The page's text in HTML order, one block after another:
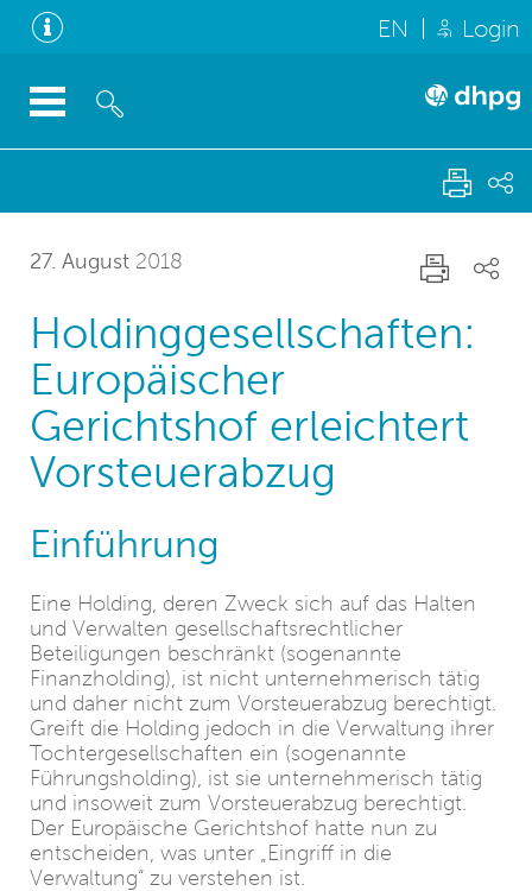
EN Login
27. August 2018
Holdinggesellschaften:
Europäischer
Gerichtshof erleichtert
Vorsteuerabzug
Einführung
Eine Holding, deren Zweck sich auf das Halten
und Verwalten gesellschaftsrechtlicher
Beteiligungen beschränkt (sogenannte
Finanzholding), ist nicht unternehmerisch tätig
und daher nicht zum Vorsteuerabzug berechtigt.
Greift die Holding jedoch in die Verwaltung ihrer
Tochtergesellschaften ein (sogenannte
Führungsholding), ist sie unternehmerisch tätig
und insoweit zum Vorsteuerabzug berechtigt.
Der Europäische Gerichtshof hatte nun zu
entscheiden, was unter „Eingriff in die
Verwaltung“ zu verstehen ist.